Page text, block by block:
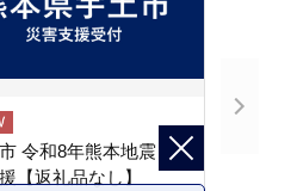
令和8年熊本地震 災
【返礼品なし】